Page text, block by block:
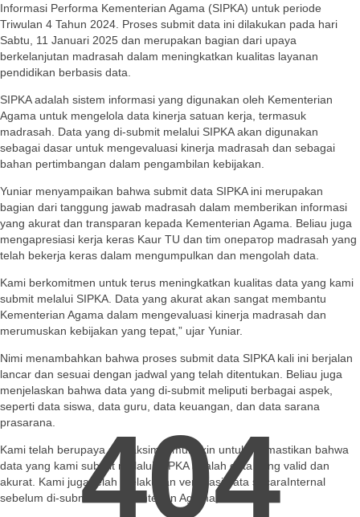
Informasi Performa Kementerian Agama (SIPKA) untuk periode
Triwulan 4 Tahun 2024. Proses submit data ini dilakukan pada hari
Sabtu, 11 Januari 2025 dan merupakan bagian dari upaya
berkelanjutan madrasah dalam meningkatkan kualitas layanan
pendidikan berbasis data.
SIPKA adalah sistem informasi yang digunakan oleh Kementerian
Agama untuk mengelola data kinerja satuan kerja, termasuk
madrasah. Data yang di-submit melalui SIPKA akan digunakan
sebagai dasar untuk mengevaluasi kinerja madrasah dan sebagai
bahan pertimbangan dalam pengambilan kebijakan.
Yuniar menyampaikan bahwa submit data SIPKA ini merupakan
bagian dari tanggung jawab madrasah dalam memberikan informasi
yang akurat dan transparan kepada Kementerian Agama. Beliau juga
mengapresiasi kerja keras Kaur TU dan tim оператор madrasah yang
telah bekerja keras dalam mengumpulkan dan mengolah data.
Kami berkomitmen untuk terus meningkatkan kualitas data yang kami
submit melalui SIPKA. Data yang akurat akan sangat membantu
Kementerian Agama dalam mengevaluasi kinerja madrasah dan
merumuskan kebijakan yang tepat,” ujar Yuniar.
Nimi menambahkan bahwa proses submit data SIPKA kali ini berjalan
lancar dan sesuai dengan jadwal yang telah ditentukan. Beliau juga
menjelaskan bahwa data yang di-submit meliputi berbagai aspek,
seperti data siswa, data guru, data keuangan, dan data sarana
prasarana.
Kami telah berupaya semaksimal mungkin untuk memastikan bahwa
data yang kami submit melalui SIPKA adalah data yang valid dan
akurat. Kami juga telah melakukan verifikasi data secaraInternal
sebelum di-submit ke Kementerian Agama,” kata Nimi.
404